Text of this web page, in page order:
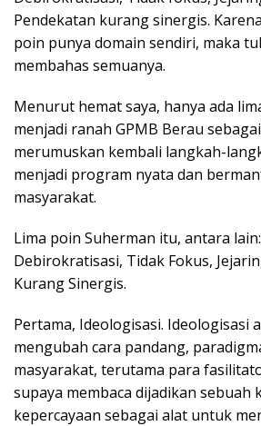
Pendekatan kurang sinergis.
poin punya domain sendiri, maka
membahas semuanya.
Menurut hemat saya, hanya ada
menjadi ranah GPMB Berau
merumuskan kembali langkah-
menjadi program nyata dan
masyarakat.
Lima poin Suherman itu, antara
Debirokratisasi, Tidak Fokus,
Kurang Sinergis.
Pertama, Ideologisasi. Ideologisasi
mengubah cara pandang,
masyarakat, terutama para
supaya membaca dijadikan sebuah
kepercayaan sebagai alat untuk